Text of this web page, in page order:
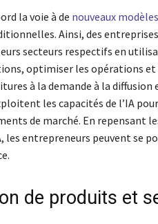
la voie à de nouveaux
Ainsi, des
secteurs respectifs en
optimiser les opérations
à la demande à la
les capacités de l’IA
de marché. En repensant
les entrepreneurs peuvent se
de produits et